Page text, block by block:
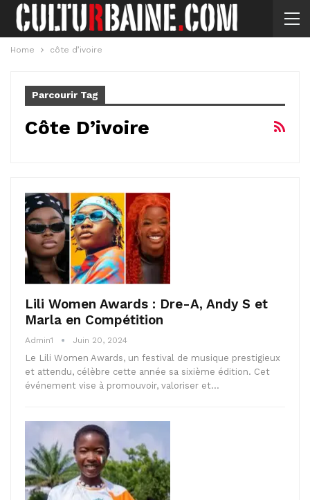
Home côte d’ivoire
Parcourir Tag
Côte D’ivoire
Lili Women Awards : Dre-A, Andy S et
Marla en Compétition
Admin1 Juin 20, 2024
Le Lili Women Awards, un festival de musique prestigieux
et attendu, célèbre cette année sa sixième édition. Cet
événement vise à promouvoir, valoriser et…